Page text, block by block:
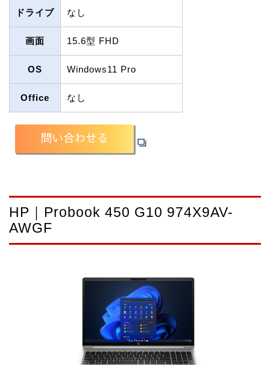
ドライブ なし
画面 15.6型 FHD
OS Windows11 Pro
Office なし
HP｜Probook 450 G10 974X9AV-
AWGF